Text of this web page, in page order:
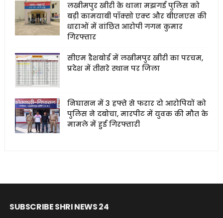
लखीमपुर खीरी के थाना मझगई पुलिस को
बड़ी कामयाबी पॉक्सो एक्ट और बीएनएस की
धाराओं में वांछित आरोपी गगन कुमार
गिरफ्तार
सीएम डैशबोर्ड में लखीमपुर खीरी का परचम,
प्रदेश में तीसरे स्थान पर जिला
निघासन में 3 हफ्ते से फरार दो आरोपियों को
पुलिस ने दबोचा, मारपीट में युवक की मौत के
मामले में हुई गिरफ्तारी
SUBSCRIBE SHRI NEWS 24